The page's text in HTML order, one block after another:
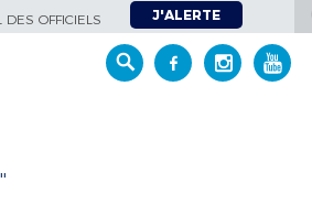
DES OFFICIELS J'ALERTE